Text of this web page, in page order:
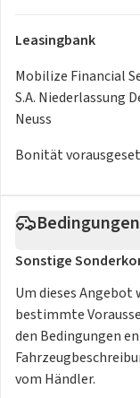
Leasingbank
Mobilize Financial
S.A. Niederlassung
Neuss
Bonität
Sonstige
Um dieses Angebot
bestimmte
den Bedingungen
vom Händler.